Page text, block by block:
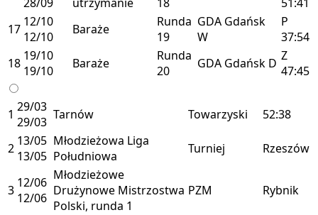
17 12/10
12/10
Baraże
Runda
19
GDA Gdańsk
W
P
37:54
18 19/10
19/10
Baraże
Runda
20
GDA Gdańsk D Z
47:45
1 29/03
29/03 Tarnów Towarzyski 52:38
2 13/05
13/05
Młodzieżowa Liga
Południowa
Turniej Rzeszów
3 12/06
12/06
Młodzieżowe
Drużynowe Mistrzostwa
Polski, runda 1
PZM Rybnik